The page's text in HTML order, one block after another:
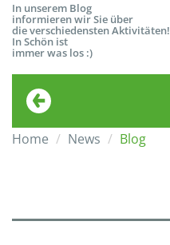
In unserem Blog
informieren wir Sie über
die verschiedensten Aktivitäten!
In Schön ist
immer was los :)
Home News Blog